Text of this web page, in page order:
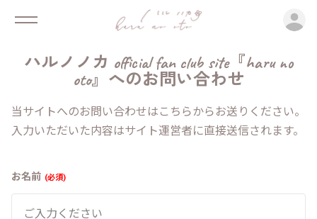
ハルノノカ official fan club site『haru no
oto』へのお問い合わせ
当サイトへのお問い合わせはこちらからお送りください。
入力いただいた内容はサイト運営者に直接送信されます。
お名前 必須